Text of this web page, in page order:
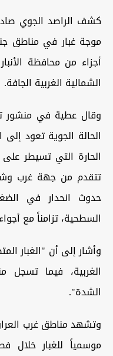
كشف الراصد الجوي
موجة غبار في مناطق
أجزاء من محافظة
الشمالية الغربية الجافة.
وقال عطية في منشور
الحالة الجوية تعود إلى
الحارة التي تسيطر
تتقدم من جهة غرب
حدوث انحدار في
السطحية، تزامناً مع
وأشار إلى أن "الغبار
الغربية، فيما تسجل
الشدة".
وتشهد مناطق غرب
موسمياً للغبار خلال